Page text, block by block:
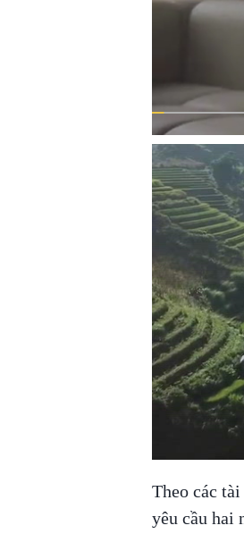
Theo các
yêu cầu hai